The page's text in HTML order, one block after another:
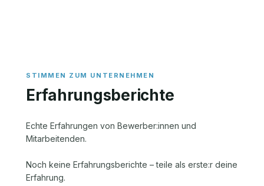
Erfahrungsberichte
Echte Erfahrungen von Bewerber:innen und
Mitarbeitenden.
Noch keine Erfahrungsberichte – teile als erste:r deine
Erfahrung.